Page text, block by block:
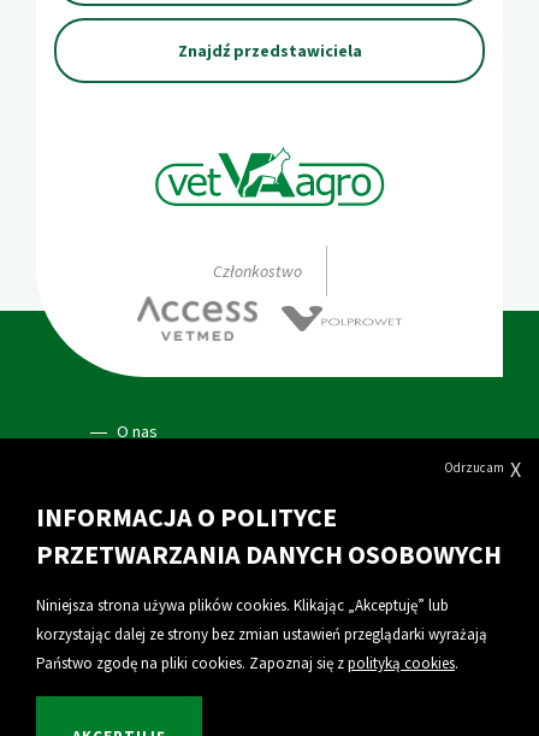
Znajdź przedstawiciela
Członkostwo
O nas
Kariera
Ochrona danych osobowych
INFORMACJA O POLITYCE
PRZETWARZANIA DANYCH OSOBOWYCH
Niniejsza strona używa plików cookies. Klikając „Akceptuję” lub
korzystając dalej ze strony bez zmian ustawień przeglądarki wyrażają
Państwo zgodę na pliki cookies. Zapoznaj się zpolityką cookies.
Odrzucam X